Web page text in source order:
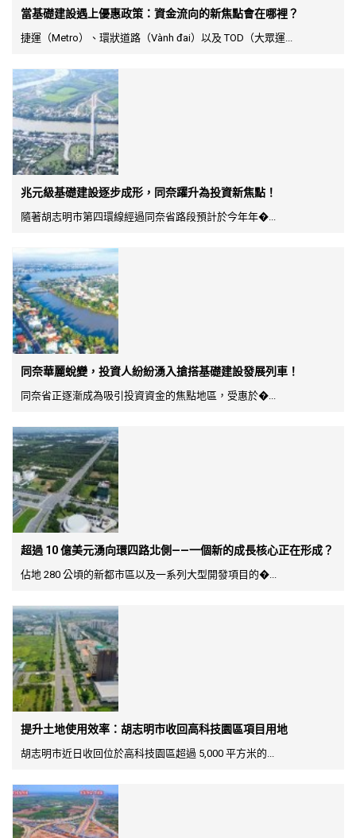
當基礎建設遇上優惠政策：資金流向的新焦點會在哪裡？
捷運（Metro）、環狀道路（Vành đai）以及 TOD（大眾運...
兆元級基礎建設逐步成形，同奈躍升為投資新焦點！
隨著胡志明市第四環線經過同奈省路段預計於今年年�...
同奈華麗蛻變，投資人紛紛湧入搶搭基礎建設發展列車！
同奈省正逐漸成為吸引投資資金的焦點地區，受惠於�...
超過 10 億美元湧向環四路北側——一個新的成長核心正在形成？
佔地 280 公頃的新都市區以及一系列大型開發項目的�...
提升土地使用效率：胡志明市收回高科技園區項目用地
胡志明市近日收回位於高科技園區超過 5,000 平方米的...